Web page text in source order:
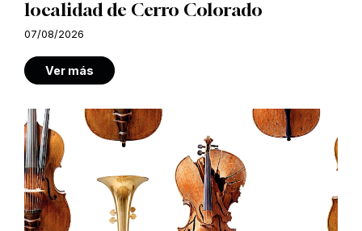
localidad de Cerro Colorado
07/08/2026
Ver más